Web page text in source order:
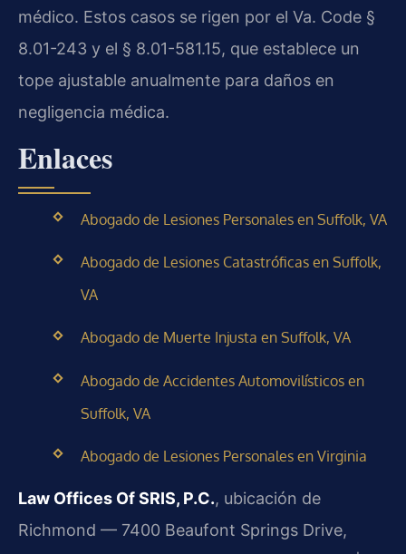
médico. Estos casos se rigen por el Va. Code §
8.01-243 y el § 8.01-581.15, que establece un
tope ajustable anualmente para daños en
negligencia médica.
Enlaces
Abogado de Lesiones Personales en Suffolk, VA
Abogado de Lesiones Catastróficas en Suffolk,
VA
Abogado de Muerte Injusta en Suffolk, VA
Abogado de Accidentes Automovilísticos en
Suffolk, VA
Abogado de Lesiones Personales en Virginia
Law Offices Of SRIS, P.C., ubicación de
Richmond — 7400 Beaufont Springs Drive,